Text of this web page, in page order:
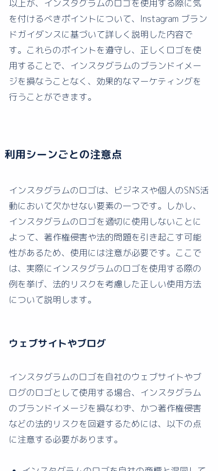
以上が、インスタグラムのロゴを使用する際に気
を付けるべきポイントについて、Instagram ブラン
ドガイダンスに基づいて詳しく説明した内容で
す。これらのポイントを遵守し、正しくロゴを使
用することで、インスタグラムのブランドイメー
ジを損なうことなく、効果的なマーケティングを
行うことができます。
利用シーンごとの注意点
インスタグラムのロゴは、ビジネスや個人のSNS活
動において欠かせない要素の一つです。しかし、
インスタグラムのロゴを適切に使用しないことに
よって、著作権侵害や法的問題を引き起こす可能
性があるため、使用には注意が必要です。ここで
は、実際にインスタグラムのロゴを使用する際の
例を挙げ、法的リスクを考慮した正しい使用方法
について説明します。
ウェブサイトやブログ
インスタグラムのロゴを自社のウェブサイトやブ
ログのロゴとして使用する場合、インスタグラム
のブランドイメージを損なわず、かつ著作権侵害
などの法的リスクを回避するためには、以下の点
に注意する必要があります。